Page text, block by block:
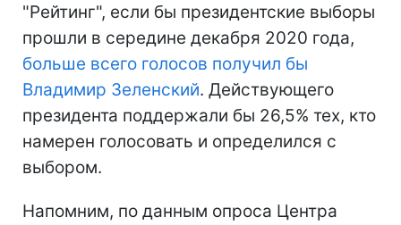
"Рейтинг", если бы президентские выборы
прошли в середине декабря 2020 года,
больше всего голосов получил бы
Владимир Зеленский. Действующего
президента поддержали бы 26,5% тех, кто
намерен голосовать и определился с
выбором.
Напомним, по данным опроса Центра